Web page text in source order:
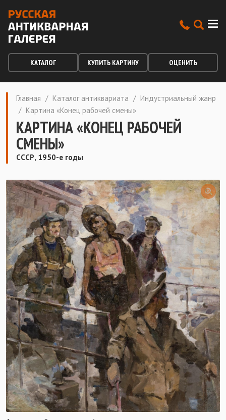
КАТАЛОГ КУПИТЬ КАРТИНУ ОЦЕНИТЬ
Главная / Каталог антиквариата / Индустриальный жанр
/ Картина «Конец рабочей смены»
КАРТИНА «КОНЕЦ РАБОЧЕЙ
СМЕНЫ»
СССР, 1950-е годы